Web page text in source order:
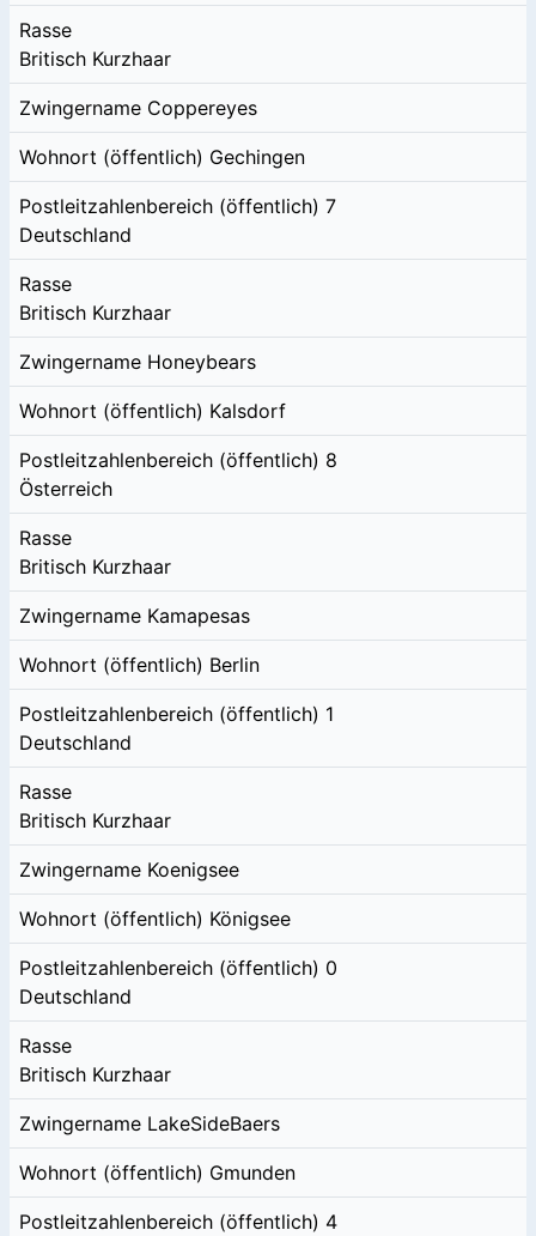
Rasse
Britisch Kurzhaar
Zwingername Coppereyes
Wohnort (öffentlich) Gechingen
Postleitzahlenbereich (öffentlich) 7
Deutschland
Rasse
Britisch Kurzhaar
Zwingername Honeybears
Wohnort (öffentlich) Kalsdorf
Postleitzahlenbereich (öffentlich) 8
Österreich
Rasse
Britisch Kurzhaar
Zwingername Kamapesas
Wohnort (öffentlich) Berlin
Postleitzahlenbereich (öffentlich) 1
Deutschland
Rasse
Britisch Kurzhaar
Zwingername Koenigsee
Wohnort (öffentlich) Königsee
Postleitzahlenbereich (öffentlich) 0
Deutschland
Rasse
Britisch Kurzhaar
Zwingername LakeSideBaers
Wohnort (öffentlich) Gmunden
Postleitzahlenbereich (öffentlich) 4